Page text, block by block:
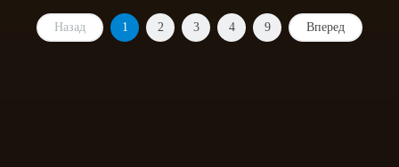
Назад 1 2 3 4 9 Вперед